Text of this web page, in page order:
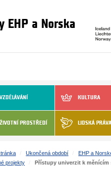
EHP a Norska
VZDĚLÁVÁNÍ KULTURA
ŽIVOTNÍ PROSTŘEDÍ LIDSKÁ PRÁVA
Ukončená období
EHP a
projekty
Přístupy univerzit k